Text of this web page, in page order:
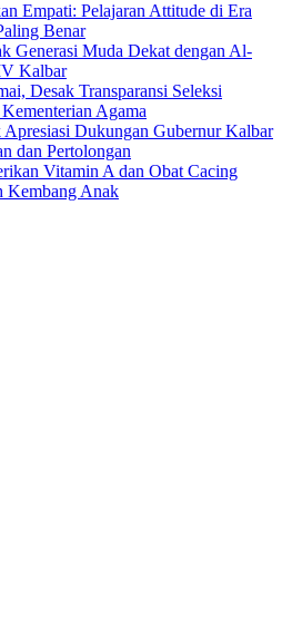
Empati: Pelajaran Attitude di Era
Benar
Generasi Muda Dekat dengan Al-
Kalbar
Desak Transparansi Seleksi
Agama
Dukungan Gubernur Kalbar
dan Pertolongan
Vitamin A dan Obat Cacing
Kembang Anak